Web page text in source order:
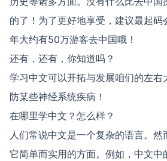
的了！为了更好地享受，建议最起
年大约有50万游客去中国哦！
还有，还有，你知道吗？
学习中文可以开拓与发展咱们的左右
防某些神经系统疾病！
在哪里学中文？怎么样？
人们常说中文是一个复杂的语言。然
它简单而实用的方面。例如，中文中